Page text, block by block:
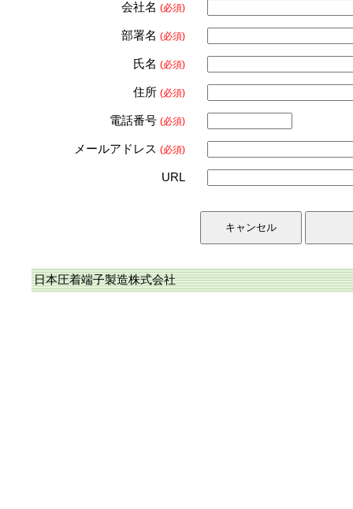
会社名 (必須)
部署名 (必須)
氏名 (必須)
住所 (必須)
電話番号 (必須)
メールアドレス (必須)
URL
日本圧着端子製造株式会社